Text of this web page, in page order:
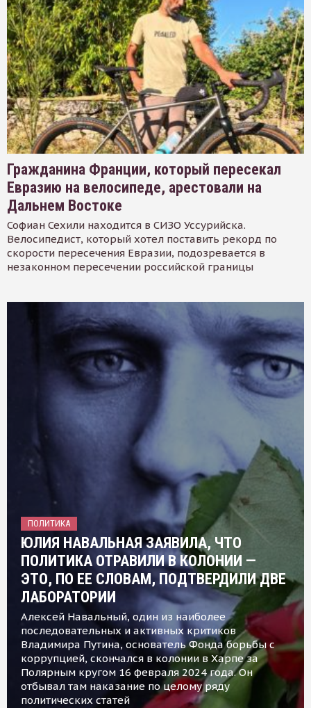
Гражданина Франции, который пересекал
Евразию на велосипеде, арестовали на
Дальнем Востоке
Софиан Сехили находится в СИЗО Уссурийска.
Велосипедист, который хотел поставить рекорд по
скорости пересечения Евразии, подозревается в
незаконном пересечении российской границы
ПОЛИТИКА
ЮЛИЯ НАВАЛЬНАЯ ЗАЯВИЛА, ЧТО
ПОЛИТИКА ОТРАВИЛИ В КОЛОНИИ —
ЭТО, ПО ЕЕ СЛОВАМ, ПОДТВЕРДИЛИ ДВЕ
ЛАБОРАТОРИИ
Алексей Навальный, один из наиболее
последовательных и активных критиков
Владимира Путина, основатель Фонда борьбы с
коррупцией, скончался в колонии в Харпе за
Полярным кругом 16 февраля 2024 года. Он
отбывал там наказание по целому ряду
политических статей